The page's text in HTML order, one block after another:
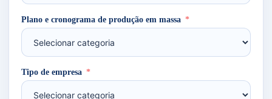
Plano e cronograma de produção em massa
Tipo de empresa